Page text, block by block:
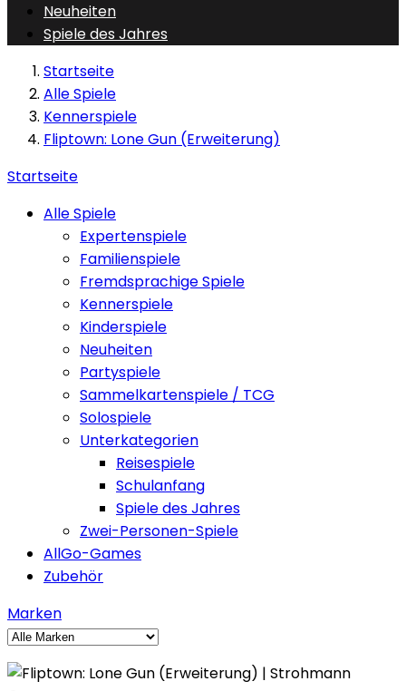
Neuheiten
Spiele des Jahres
Startseite
Alle Spiele
Kennerspiele
Fliptown: Lone Gun (Erweiterung)
Startseite
Alle Spiele
Expertenspiele
Familienspiele
Fremdsprachige Spiele
Kennerspiele
Kinderspiele
Neuheiten
Partyspiele
Sammelkartenspiele / TCG
Solospiele
Unterkategorien
Reisespiele
Schulanfang
Spiele des Jahres
Zwei-Personen-Spiele
AllGo-Games
Zubehör
Marken